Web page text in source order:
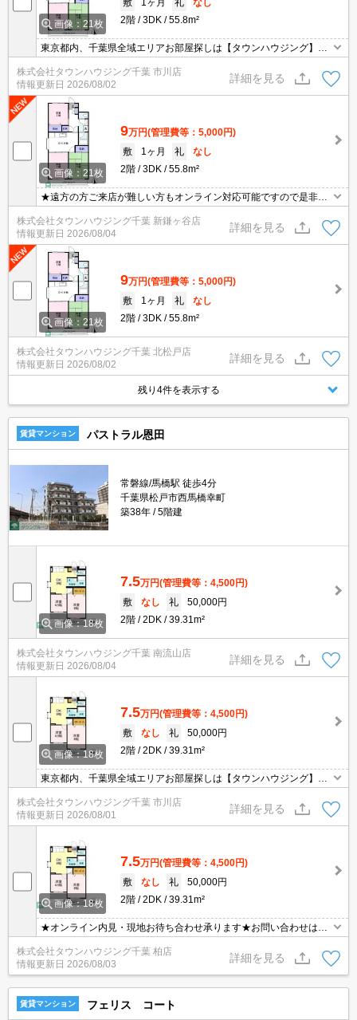
画像：21枚
敷 1ヶ月 礼
なし
2階
3DK 55.8m²
東京都内、千葉県全域エリアお部屋探しは【タウンハウジング】に
お任せください！オンラインでご相談・ご見学・ご契約お手続きも
ご対応可能です。
株式会社タウンハウジング千葉 市川店
情報更新日 2026/08/02
詳細を見る
画像：21枚
9万円(管理費等：5,000円)
敷
1ヶ月 礼
なし
2階
3DK 55.8m²
★遠方の方ご来店が難しい方もオンライン対応可能ですので是非一
度ご相談くださいませ！お部屋探しはタウンハウジングにお任せ下
さい★
株式会社タウンハウジング千葉 新鎌ヶ谷店
情報更新日 2026/08/04
詳細を見る
画像：21枚
9万円(管理費等：5,000円)
敷
1ヶ月 礼
なし
2階
3DK 55.8m²
株式会社タウンハウジング千葉 北松戸店
情報更新日 2026/08/02
詳細を見る
残り4件を表示する
賃貸マンション パストラル恩田
常磐線/馬橋駅 徒歩4分
千葉県松戸市西馬橋幸町
築38年
5階建
画像：18枚
7.5万円(管理費等：4,500円)
敷
なし 礼
50,000円
2階
2DK 39.31m²
株式会社タウンハウジング千葉 南流山店
情報更新日 2026/08/04
詳細を見る
画像：18枚
7.5万円(管理費等：4,500円)
敷
なし 礼
50,000円
2階
2DK 39.31m²
東京都内、千葉県全域エリアお部屋探しは【タウンハウジング】に
お任せください！オンラインでご相談・ご見学・ご契約お手続きも
ご対応可能です。
株式会社タウンハウジング千葉 市川店
情報更新日 2026/08/01
詳細を見る
画像：18枚
7.5万円(管理費等：4,500円)
敷
なし 礼
50,000円
2階
2DK 39.31m²
★オンライン内見・現地お待ち合わせ承ります★お問い合わせはタ
ウンハウジングまでお気軽にご連絡下さいLINE等のやり取りも可能
でございます！
株式会社タウンハウジング千葉 柏店
情報更新日 2026/08/03
詳細を見る
賃貸マンション フェリス コート